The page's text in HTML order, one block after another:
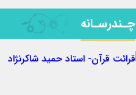
چـندرسـانه